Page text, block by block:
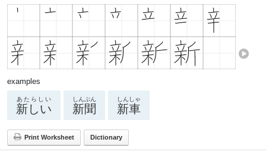
examples
新しい
あたらしい
新聞
しんぶん
新車
しんしゃ
Print Worksheet Dictionary